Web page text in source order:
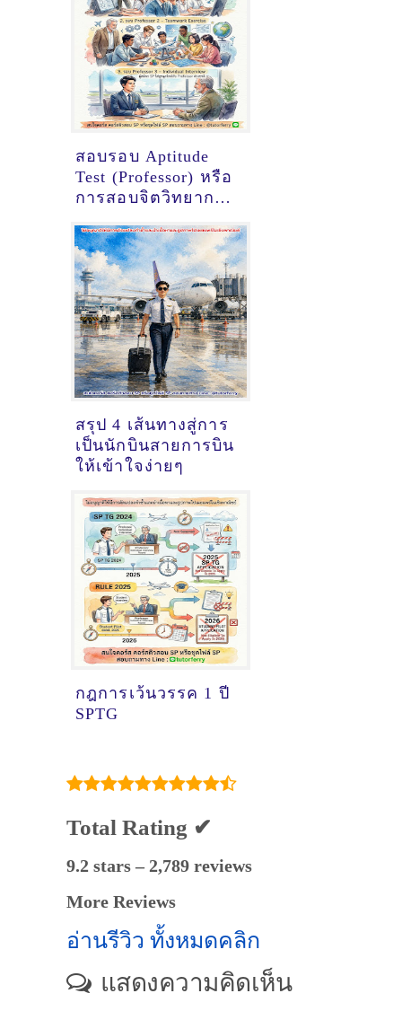
สอบรอบ Aptitude
Test (Professor) หรือ
การสอบจิตวิทยาการ
สรุป 4 เส้นทางสู่การ
เป็นนักบินสายการบิน
ให้เข้าใจง่ายๆ
กฎการเว้นวรรค 1 ปี
SPTG
Total Rating ✔
9.2 stars – 2,789 reviews
More Reviews
อ่านรีวิว ทั้งหมดคลิก
แสดงความคิดเห็น